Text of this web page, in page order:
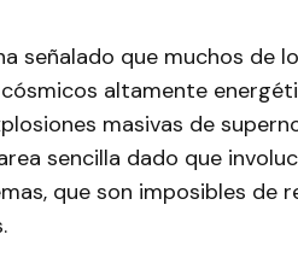
señalado que muchos de
altamente
masivas de
sencilla dado que
que son imposibles de